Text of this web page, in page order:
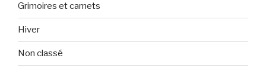
Grimoires et carnets
Hiver
Non classé